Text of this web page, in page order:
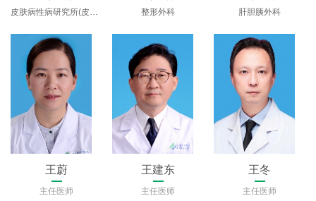
皮肤病性病研究所(皮肤科)
整形外科
肝胆胰外科
王蔚
主任医师
王建东
主任医师
王冬
主任医师